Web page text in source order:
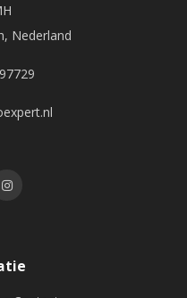
Nederland